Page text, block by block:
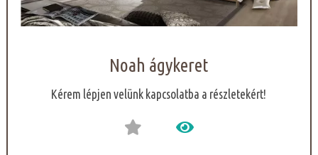
Noah ágykeret
Kérem lépjen velünk kapcsolatba a részletekért!